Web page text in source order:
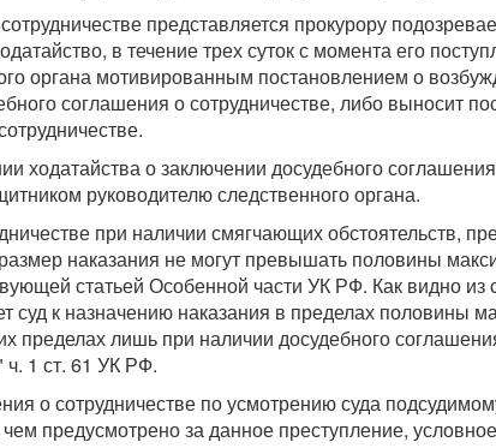
представляется прокурору
в течение трех суток с момента его
органа мотивированным постановлением о
соглашения о сотрудничестве, либо выносит
ходатайства о заключении досудебного
руководителю следственного органа.
при наличии смягчающих обстоятельств,
наказания не могут превышать половины
статьей Особенной части УК РФ. Как видно
к назначению наказания в пределах половины
пределах лишь при наличии досудебного
ч. 1 ст. 61 УК РФ.
о сотрудничестве по усмотрению суда
предусмотрено за данное преступление,